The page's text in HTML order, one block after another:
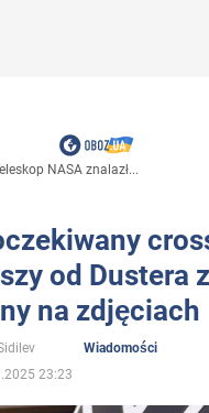
NASA znalazł...
od Dustera
na zdjęciach
Wiadomości
23:23